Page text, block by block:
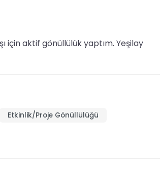
için aktif gönüllülük yaptım. Yeşilay
Etkinlik/Proje Gönüllülüğü